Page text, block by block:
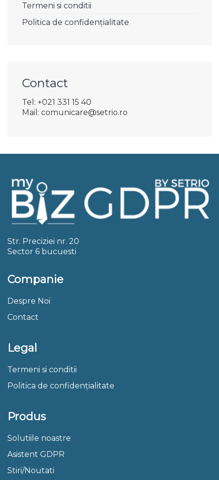
Termeni si conditii
Politica de confidențialitate
Contact
Tel: +021 331 15 40
Mail: comunicare@setrio.ro
Str. Preciziei nr. 20
Sector 6 bucuesti
Companie
Despre Noi
Contact
Legal
Termeni si conditii
Politica de confidențialitate
Produs
Solutiile noastre
Asistent GDPR
Stiri/Noutati